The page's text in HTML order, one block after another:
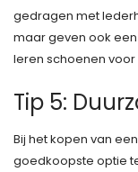
gedragen met
maar geven ook
leren schoenen
Tip 5:
Bij het kopen van
goedkoopste optie